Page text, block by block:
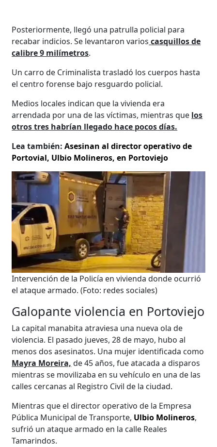
Posteriormente, llegó una patrulla policial para
recabar indicios. Se levantaron varios casquillos de
calibre 9 milímetros.
Un carro de Criminalista trasladó los cuerpos hasta
el centro forense bajo resguardo policial.
Medios locales indican que la vivienda era
arrendada por una de las víctimas, mientras que los
otros tres habrían llegado hace pocos días.
Lea también:Asesinan al director operativo de
Portovial, Ulbio Molineros, en Portoviejo
Intervención de la Policía en vivienda donde ocurrió
el ataque armado. (Foto: redes sociales)
Galopante violencia en Portoviejo
La capital manabita atraviesa una nueva ola de
violencia. El pasado jueves, 28 de mayo, hubo al
menos dos asesinatos. Una mujer identificada como
Mayra Moreira, de 45 años, fue atacada a disparos
mientras se movilizaba en su vehículo en una de las
calles cercanas al Registro Civil de la ciudad.
Mientras que el director operativo de la Empresa
Pública Municipal de Transporte, Ulbio Molineros,
sufrió un ataque armado en la calle Reales
Tamarindos.